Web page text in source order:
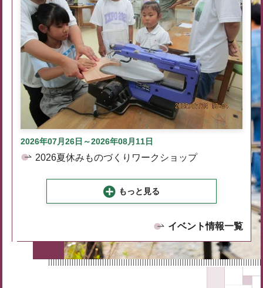
2026年07月26日～2026年08月11日
2026夏休みものづくりワークショップ
もっと見る
イベント情報一覧